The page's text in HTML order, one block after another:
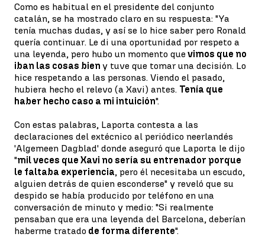
Como es habitual en el presidente del conjunto
catalán, se ha mostrado claro en su respuesta: "Ya
tenía muchas dudas, y así se lo hice saber pero Ronald
quería continuar. Le di una oportunidad por respeto a
una leyenda, pero hubo un momento que vimos que no
iban las cosas bien y tuve que tomar una decisión. Lo
hice respetando a las personas. Viendo el pasado,
hubiera hecho el relevo (a Xavi) antes. Tenía que
haber hecho caso a mi intuición".
Con estas palabras, Laporta contesta a las
declaraciones del extécnico al periódico neerlandés
'Algemeen Dagblad' donde aseguró que Laporta le dijo
"mil veces que Xavi no sería su entrenador porque
le faltaba experiencia, pero él necesitaba un escudo,
alguien detrás de quien esconderse" y reveló que su
despido se había producido por teléfono en una
conversación de minuto y medio: "Si realmente
pensaban que era una leyenda del Barcelona, deberían
haberme tratado de forma diferente".